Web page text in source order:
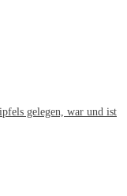
gelegen, war und ist